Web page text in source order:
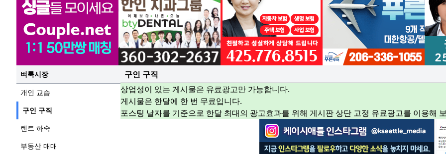
벼룩시장
개인 교습
구인 구직
렌트 하숙
부동산 매매
구인 구직
상업성이 있는 게시물은 유료광고만 가능합니다.
게시물은 한달에 한 번 무료입니다.
포스팅 날자를 기준으로 한달 최대의 광고효과를 위해 게시판 상단 고정 유료광고를 이용해